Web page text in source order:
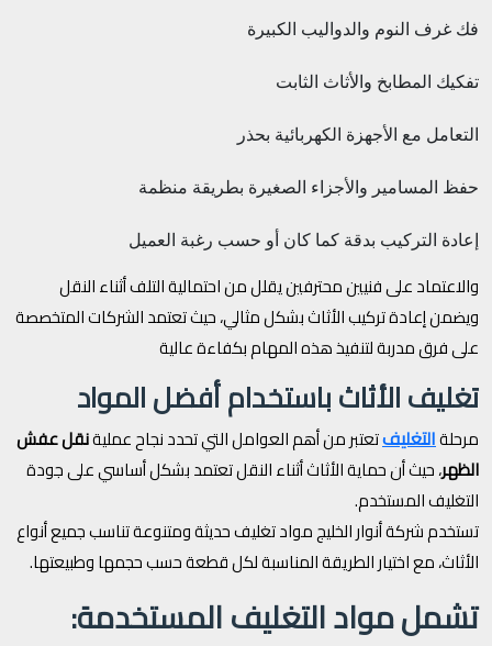
فك غرف النوم والدواليب الكبيرة
تفكيك المطابخ والأثاث الثابت
التعامل مع الأجهزة الكهربائية بحذر
حفظ المسامير والأجزاء الصغيرة بطريقة منظمة
إعادة التركيب بدقة كما كان أو حسب رغبة العميل
والاعتماد على فنيين محترفين يقلل من احتمالية التلف أثناء النقل
ويضمن إعادة تركيب الأثاث بشكل مثالي، حيث تعتمد الشركات المتخصصة
على فرق مدربة لتنفيذ هذه المهام بكفاءة عالية
تغليف الأثاث باستخدام أفضل المواد
مرحلةالتغليفتعتبر من أهم العوامل التي تحدد نجاح عمليةنقل عفش
الظهر، حيث أن حماية الأثاث أثناء النقل تعتمد بشكل أساسي على جودة
التغليف المستخدم.
تستخدم شركة أنوار الخليج مواد تغليف حديثة ومتنوعة تناسب جميع أنواع
الأثاث، مع اختيار الطريقة المناسبة لكل قطعة حسب حجمها وطبيعتها.
تشمل مواد التغليف المستخدمة: